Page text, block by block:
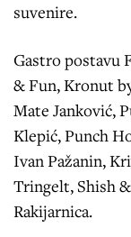
suvenire.
Gastro postavu
& Fun, Kronut
Mate Janković,
Klepić, Punch
Ivan Pažanin,
Tringelt, Shish
Rakijarnica.